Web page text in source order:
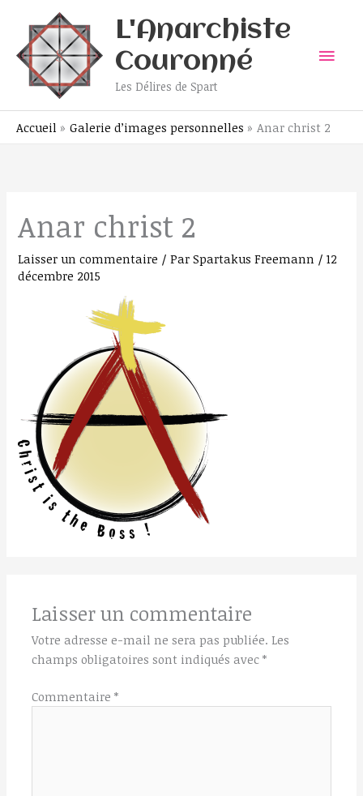
contenu
L'Anarchiste
Couronné
Les Délires de Spart
Accueil Galerie d’images personnelles Anar christ 2
Anar christ 2
Laisser un commentaire / ParSpartakus Freemann /12
décembre 2015
Laisser un commentaire
Votre adresse e-mail ne sera pas publiée. Les
champs obligatoires sont indiqués avec*
Commentaire*